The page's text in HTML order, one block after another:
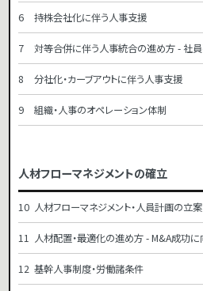
持株会社化に伴う人事支援
対等合併に伴う人事統合の進め方 - 社
分社化・カーブアウトに伴う人事支援
組織・人事のオペレーション体制
人材フローマネジメントの確立
人材フローマネジメント・人員計画の立案
人材配置・最適化の進め方 - M&A成功
基幹人事制度・労働諸条件